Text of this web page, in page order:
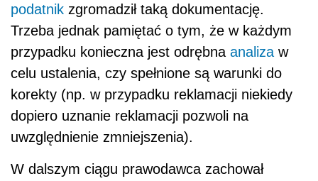
podatnik zgromadził taką dokumentację.
Trzeba jednak pamiętać o tym, że w każdym
przypadku konieczna jest odrębna analiza w
celu ustalenia, czy spełnione są warunki do
korekty (np. w przypadku reklamacji niekiedy
dopiero uznanie reklamacji pozwoli na
uwzględnienie zmniejszenia).
W dalszym ciągu prawodawca zachował